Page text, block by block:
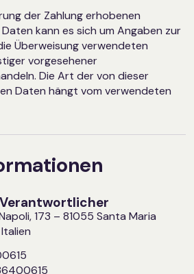
der Zahlung erhobenen
kann es sich um Angaben zur
Überweisung verwendeten
vorgesehener
Die Art der von dieser
Daten hängt vom verwendeten
173 – 81055 Santa Maria